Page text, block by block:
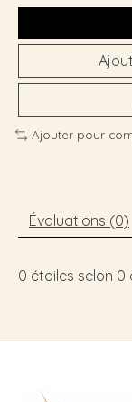
Ajouter pour
Évaluations (0)
0 étoiles selon 0